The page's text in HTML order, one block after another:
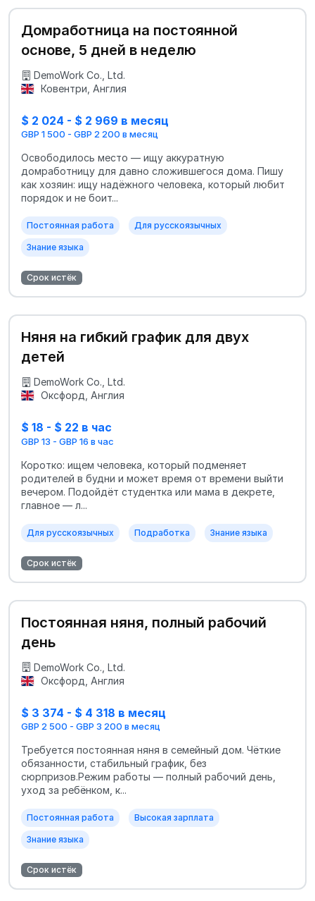
Домработница на постоянной
основе, 5 дней в неделю
DemoWork Co., Ltd.
Ковентри, Англия
$ 2 024 - $ 2 969 в месяц
GBP 1 500 - GBP 2 200 в месяц
Освободилось место — ищу аккуратную
домработницу для давно сложившегося дома. Пишу
как хозяин: ищу надёжного человека, который любит
порядок и не боит...
Постоянная работа Для русскоязычных
Знание языка
Срок истёк
Няня на гибкий график для двух
детей
DemoWork Co., Ltd.
Оксфорд, Англия
$ 18 - $ 22 в час
GBP 13 - GBP 16 в час
Коротко: ищем человека, который подменяет
родителей в будни и может время от времени выйти
вечером. Подойдёт студентка или мама в декрете,
главное — л...
Для русскоязычных Подработка Знание языка
Срок истёк
Постоянная няня, полный рабочий
день
DemoWork Co., Ltd.
Оксфорд, Англия
$ 3 374 - $ 4 318 в месяц
GBP 2 500 - GBP 3 200 в месяц
Требуется постоянная няня в семейный дом. Чёткие
обязанности, стабильный график, без
сюрпризов.Режим работы — полный рабочий день,
уход за ребёнком, к...
Постоянная работа Высокая зарплата
Знание языка
Срок истёк